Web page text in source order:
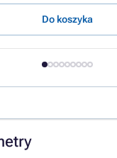
Do koszyka